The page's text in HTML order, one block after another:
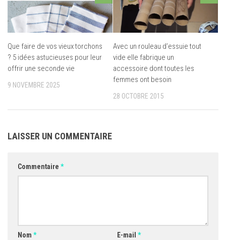
Que faire de vos vieux torchons
? 5 idées astucieuses pour leur
offrir une seconde vie
9 NOVEMBRE 2025
Avec un rouleau d’essuie tout
vide elle fabrique un
accessoire dont toutes les
femmes ont besoin
28 OCTOBRE 2015
LAISSER UN COMMENTAIRE
Commentaire *
Nom * E-mail *